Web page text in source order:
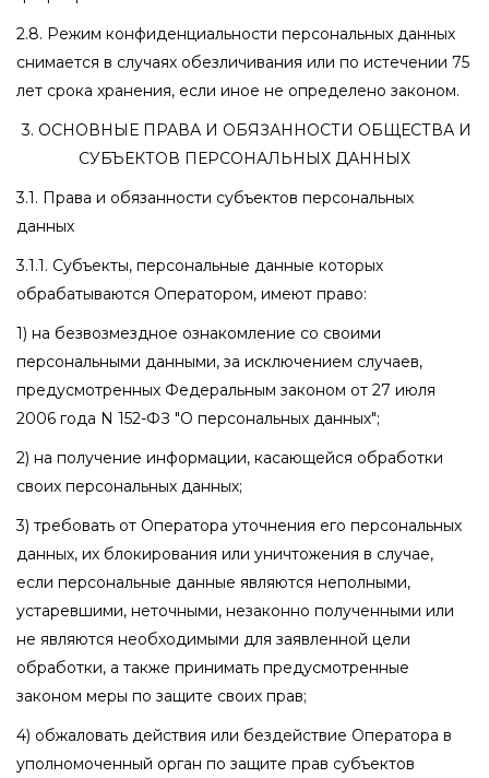
2.8. Режим конфиденциальности персональных данных
снимается в случаях обезличивания или по истечении 75
лет срока хранения, если иное не определено законом.
3. ОСНОВНЫЕ ПРАВА И ОБЯЗАННОСТИ ОБЩЕСТВА И
СУБЪЕКТОВ ПЕРСОНАЛЬНЫХ ДАННЫХ
3.1. Права и обязанности субъектов персональных
данных
3.1.1. Субъекты, персональные данные которых
обрабатываются Оператором, имеют право:
1) на безвозмездное ознакомление со своими
персональными данными, за исключением случаев,
предусмотренных Федеральным законом от 27 июля
2006 года N 152-ФЗ "О персональных данных";
2) на получение информации, касающейся обработки
своих персональных данных;
3) требовать от Оператора уточнения его персональных
данных, их блокирования или уничтожения в случае,
если персональные данные являются неполными,
устаревшими, неточными, незаконно полученными или
не являются необходимыми для заявленной цели
обработки, а также принимать предусмотренные
законом меры по защите своих прав;
4) обжаловать действия или бездействие Оператора в
уполномоченный орган по защите прав субъектов